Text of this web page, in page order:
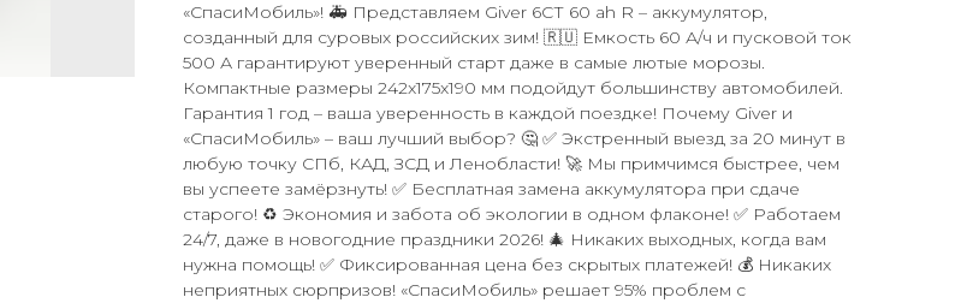
«СпасиМобиль»! 🚑 Представляем Giver 6СТ 60 ah R – аккумулятор,
созданный для суровых российских зим! 🇷🇺 Емкость 60 А/ч и пусковой ток
500 А гарантируют уверенный старт даже в самые лютые морозы.
Компактные размеры 242x175x190 мм подойдут большинству автомобилей.
Гарантия 1 год – ваша уверенность в каждой поездке! Почему Giver и
«СпасиМобиль» – ваш лучший выбор? 🤔 ✅ Экстренный выезд за 20 минут в
любую точку СПб, КАД, ЗСД и Ленобласти! 🚀 Мы примчимся быстрее, чем
вы успеете замёрзнуть! ✅ Бесплатная замена аккумулятора при сдаче
старого! ♻️ Экономия и забота об экологии в одном флаконе! ✅ Работаем
24/7, даже в новогодние праздники 2026! 🎄 Никаких выходных, когда вам
нужна помощь! ✅ Фиксированная цена без скрытых платежей! 💰 Никаких
неприятных сюрпризов! «СпасиМобиль» решает 95% проблем с